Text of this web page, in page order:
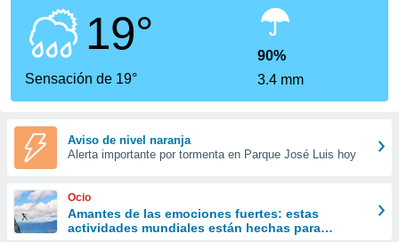
para
que se
calidad.
a este
las
y
forma
digital
basada
19°
Sensación de 19°
90%
3.4 mm
Aviso de nivel naranja
Alerta importante por tormenta en Parque José Luis hoy
Ocio
Amantes de las emociones fuertes: estas
actividades mundiales están hechas para